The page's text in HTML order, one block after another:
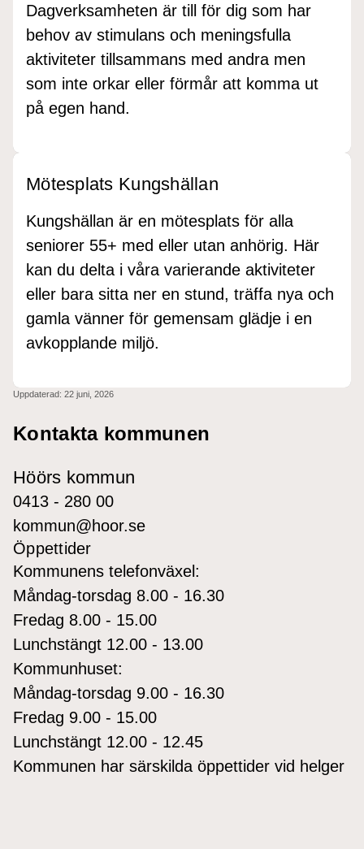
Dagverksamheten är till för dig som har
behov av stimulans och meningsfulla
aktiviteter tillsammans med andra men
som inte orkar eller förmår att komma ut
på egen hand.
Mötesplats Kungshällan
Kungshällan är en mötesplats för alla
seniorer 55+ med eller utan anhörig. Här
kan du delta i våra varierande aktiviteter
eller bara sitta ner en stund, träffa nya och
gamla vänner för gemensam glädje i en
avkopplande miljö.
Uppdaterad: 22 juni, 2026
Kontakta kommunen
Höörs kommun
0413 - 280 00
kommun@hoor.se
Öppettider
Kommunens telefonväxel:
Måndag-torsdag 8.00 - 16.30
Fredag 8.00 - 15.00
Lunchstängt 12.00 - 13.00
Kommunhuset:
Måndag-torsdag 9.00 - 16.30
Fredag 9.00 - 15.00
Lunchstängt 12.00 - 12.45
Kommunen har särskilda öppettider vid helger